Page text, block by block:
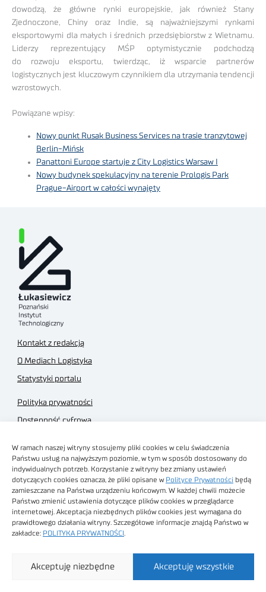
W ramach naszej witryny stosujemy pliki cookies w celu świadczenia
Państwu usług na najwyższym poziomie, w tym w sposób dostosowany do
indywidualnych potrzeb. Korzystanie z witryny bez zmiany ustawień
dotyczących cookies oznacza, że pliki opisane w Polityce Prywatności będą
zamieszczane na Państwa urządzeniu końcowym. W każdej chwili możecie
Państwo zmienić ustawienia dotyczące plików cookies w przeglądarce
internetowej. Akceptacja niezbędnych plików cookies jest wymagana do
prawidłowego działania witryny. Szczegółowe informacje znajdą Państwo w
zakładce: POLITYKA PRYWATNOŚCI
Akceptuję wszystkie
Akceptuję niezbędne
dowodzą, że główne rynki europejskie, jak również Stany
Zjednoczone, Chiny oraz Indie, są najważniejszymi rynkami
eksportowymi dla małych i średnich przedsiębiorstw z Wietnamu.
Liderzy reprezentujący MŚP optymistycznie podchodzą
do rozwoju eksportu, twierdząc, iż wsparcie partnerów
logistycznych jest kluczowym czynnikiem dla utrzymania tendencji
wzrostowych.
Powiązane wpisy:
Nowy punkt Rusak Business Services na trasie tranzytowej
Berlin-Mińsk
Panattoni Europe startuje z City Logistics Warsaw I
Nowy budynek spekulacyjny na terenie Prologis Park
Prague-Airport w całości wynajęty
Kontakt z redakcją
O Mediach Logistyka
Statystyki portalu
Polityka prywatności
Dostępność cyfrowa
Regulamin sklepu
Obrazy stockowe
autorstwa
Technologiczny